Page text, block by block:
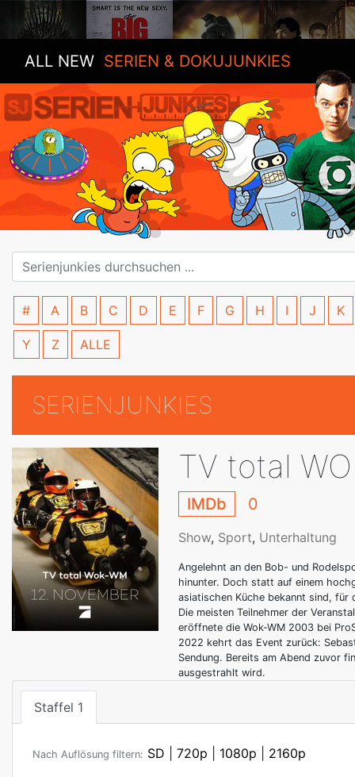
ALL NEW SERIEN & DOKUJUNKIES
# A B C D E F G H I J K
Y Z ALLE
SERIENJUNKIES
TV total
IMDb 0
Show, Sport, Unterhaltung
Angelehnt an den Bob- und
hinunter. Doch statt auf einem
asiatischen Küche bekannt sind,
Die meisten Teilnehmer der
eröffnete die Wok-WM 2003 bei
2022 kehrt das Event zurück:
Sendung. Bereits am Abend zuvor
ausgestrahlt wird.
Staffel 1
Nach Auflösung filtern: SD 720p 1080p 2160p